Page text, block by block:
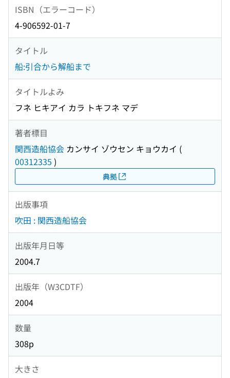
ISBN（エラーコード）
4-906592-01-7
タイトル
船:引合から解船まで
タイトルよみ
フネ ヒキアイ カラ トキフネ マデ
著者標目
関西造船協会 カンサイ ゾウセン キョウカイ (
00312335 )
典拠
出版事項
吹田 : 関西造船協会
出版年月日等
2004.7
出版年（W3CDTF）
2004
数量
308p
大きさ